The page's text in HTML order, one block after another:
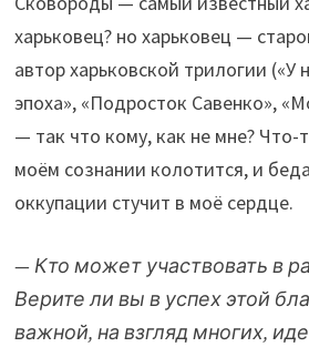
харьковец? но харьковец —
автор харьковской трилогии («У
эпоха», «Подросток Савенко»,
— так что кому, как не мне? Что-
моём сознании колотится, и
оккупации стучит в моё сердце.
— Кто может участвовать в
Верите ли вы в успех этой
важной, на взгляд многих,